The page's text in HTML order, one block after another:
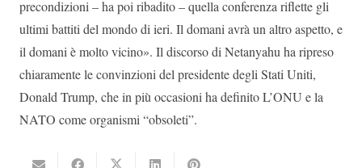
precondizioni – ha poi ribadito – quella conferenza riflette gli
ultimi battiti del mondo di ieri. Il domani avrà un altro aspetto, e
il domani è molto vicino». Il discorso di Netanyahu ha ripreso
chiaramente le convinzioni del presidente degli Stati Uniti,
Donald Trump, che in più occasioni ha definito L’ONU e la
NATO come organismi “obsoleti”.